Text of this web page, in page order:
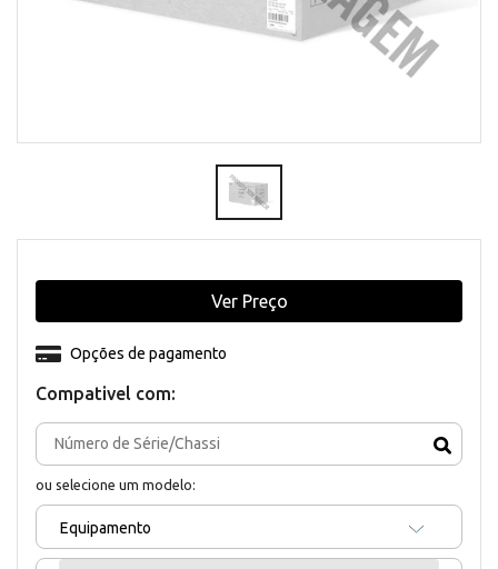
Compativel com:
ou selecione um modelo:
Equipamento
Opções de pagamento
Ver Preço